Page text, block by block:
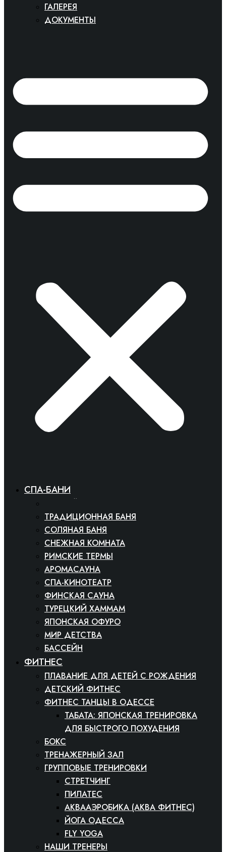
ГАЛЕРЕЯ
ДОКУМЕНТЫ
СПА-БАНИ
ТРАДИЦИОННАЯ БАНЯ
СОЛЯНАЯ БАНЯ
СНЕЖНАЯ КОМНАТА
РИМСКИЕ ТЕРМЫ
АРОМАСАУНА
СПА-КИНОТЕАТР
ФИНСКАЯ САУНА
ТУРЕЦКИЙ ХАММАМ
ЯПОНСКАЯ ОФУРО
МИР ДЕТСТВА
БАССЕЙН
ФИТНЕС
ПЛАВАНИЕ ДЛЯ ДЕТЕЙ С РОЖДЕНИЯ
ДЕТСКИЙ ФИТНЕС
ФИТНЕС ТАНЦЫ В ОДЕССЕ
ТАБАТА: ЯПОНСКАЯ ТРЕНИРОВКА
ДЛЯ БЫСТРОГО ПОХУДЕНИЯ
БОКС
ТРЕНАЖЕРНЫЙ ЗАЛ
ГРУППОВЫЕ ТРЕНИРОВКИ
СТРЕТЧИНГ
ПИЛАТЕС
АКВААЭРОБИКА (АКВА ФИТНЕС)
ЙОГА ОДЕССА
FLY YOGA
НАШИ ТРЕНЕРЫ